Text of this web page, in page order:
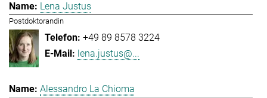
Lena Justus
Postdoktorandin
+49 89 8578 3224
lena.justus@...
Alessandro La Chioma